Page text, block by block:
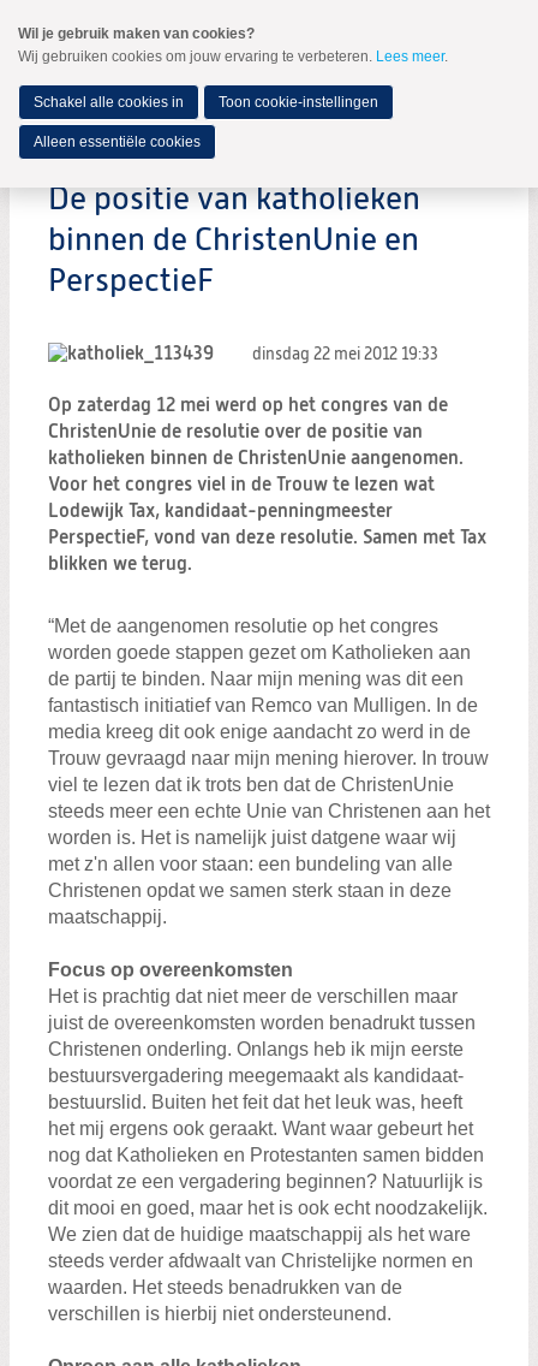
naar
Spring
de
inhoud
Spring
naar
hoofdmenu
MENU
Zoeken:
De positie van katholieken
binnen de ChristenUnie en
PerspectieF
dinsdag 22 mei 2012 19:33
Op zaterdag 12 mei werd op het congres van de
ChristenUnie de resolutie over de positie van
katholieken binnen de ChristenUnie aangenomen.
Voor het congres viel in de Trouw te lezen wat
Lodewijk Tax, kandidaat-penningmeester
PerspectieF, vond van deze resolutie. Samen met Tax
blikken we terug.
“Met de aangenomen resolutie op het congres
worden goede stappen gezet om Katholieken aan
de partij te binden. Naar mijn mening was dit een
fantastisch initiatief van Remco van Mulligen. In de
media kreeg dit ook enige aandacht zo werd in de
Trouw gevraagd naar mijn mening hierover. In trouw
viel te lezen dat ik trots ben dat de ChristenUnie
steeds meer een echte Unie van Christenen aan het
worden is. Het is namelijk juist datgene waar wij
met z'n allen voor staan: een bundeling van alle
Christenen opdat we samen sterk staan in deze
maatschappij.
Focus op overeenkomsten
Het is prachtig dat niet meer de verschillen maar
juist de overeenkomsten worden benadrukt tussen
Christenen onderling. Onlangs heb ik mijn eerste
bestuursvergadering meegemaakt als kandidaat-
bestuurslid. Buiten het feit dat het leuk was, heeft
het mij ergens ook geraakt. Want waar gebeurt het
nog dat Katholieken en Protestanten samen bidden
voordat ze een vergadering beginnen? Natuurlijk is
dit mooi en goed, maar het is ook echt noodzakelijk.
We zien dat de huidige maatschappij als het ware
steeds verder afdwaalt van Christelijke normen en
waarden. Het steeds benadrukken van de
verschillen is hierbij niet ondersteunend.
Wil je gebruik maken van cookies?
Wij gebruiken cookies om jouw ervaring te verbeteren. Lees meer.
Schakel alle cookies in Toon cookie-instellingen
Alleen essentiële cookies